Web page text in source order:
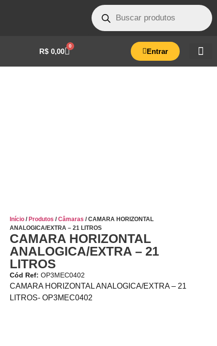
R$ 0,00
0
Entrar
Início / Produtos /Câmaras / CAMARA HORIZONTAL
ANALOGICA/EXTRA – 21 LITROS
CAMARA HORIZONTAL
ANALOGICA/EXTRA – 21
LITROS
Cód Ref: OP3MEC0402
CAMARA HORIZONTAL ANALOGICA/EXTRA – 21
LITROS- OP3MEC0402